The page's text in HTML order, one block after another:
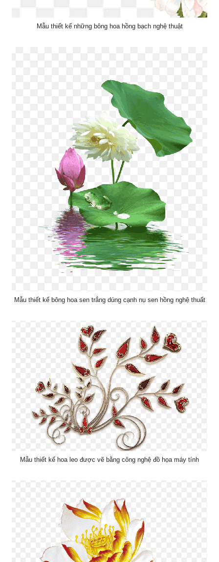
Mẫu thiết kế những bông hoa hồng bạch nghệ thuật
Mẫu thiết kế bông hoa sen trắng dúng cạnh nụ sen hồng nghệ thuất
Mẫu thiết kế hoa leo được vẽ bằng công nghệ đồ họa máy tính